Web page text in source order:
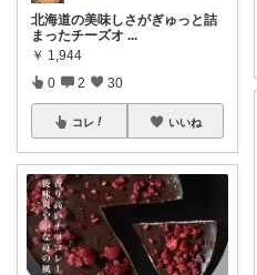
北海道の美味しさがぎゅっと詰
まったチーズオ ...
￥ 1,944
0 2 30
コレ いいね